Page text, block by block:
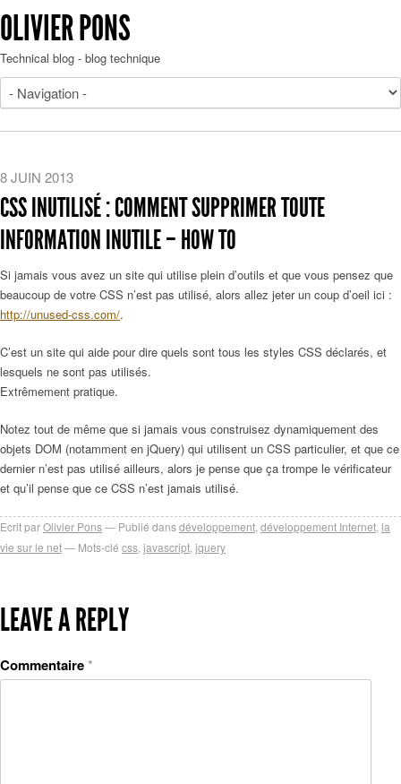
OLIVIER PONS
Technical blog - blog technique
8 JUIN 2013
CSS INUTILISÉ : COMMENT SUPPRIMER TOUTE
INFORMATION INUTILE – HOW TO
Si jamais vous avez un site qui utilise plein d’outils et que vous pensez que
beaucoup de votre CSS n’est pas utilisé, alors allez jeter un coup d’oeil ici :
http://unused-css.com/.
C’est un site qui aide pour dire quels sont tous les styles CSS déclarés, et
lesquels ne sont pas utilisés.
Extrêmement pratique.
Notez tout de même que si jamais vous construisez dynamiquement des
objets DOM (notamment en jQuery) qui utilisent un CSS particulier, et que ce
dernier n’est pas utilisé ailleurs, alors je pense que ça trompe le vérificateur
et qu’il pense que ce CSS n’est jamais utilisé.
Ecrit parOlivier Pons Publié dansdéveloppement développement Internet la
vie sur le net
Mots-clé css javascript jquery
LEAVE A REPLY
Commentaire*